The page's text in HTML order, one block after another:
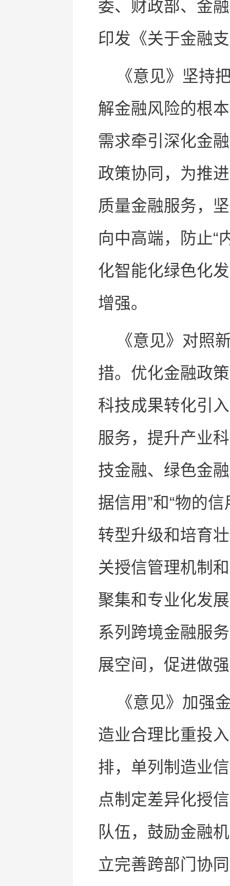
委、财政部、金
印发《关于金融
《意见》坚持
解金融风险的根
需求牵引深化金
政策协同，为推
质量金融服务，
向中高端，防止“
化智能化绿色化
增强。
《意见》对照
措。优化金融政
科技成果转化引
服务，提升产业
技金融、绿色金
据信用”和“物的
转型升级和培育
关授信管理机制
聚集和专业化发
系列跨境金融服
展空间，促进做
《意见》加强
造业合理比重投
排，单列制造业
点制定差异化授
队伍，鼓励金融
立完善跨部门协